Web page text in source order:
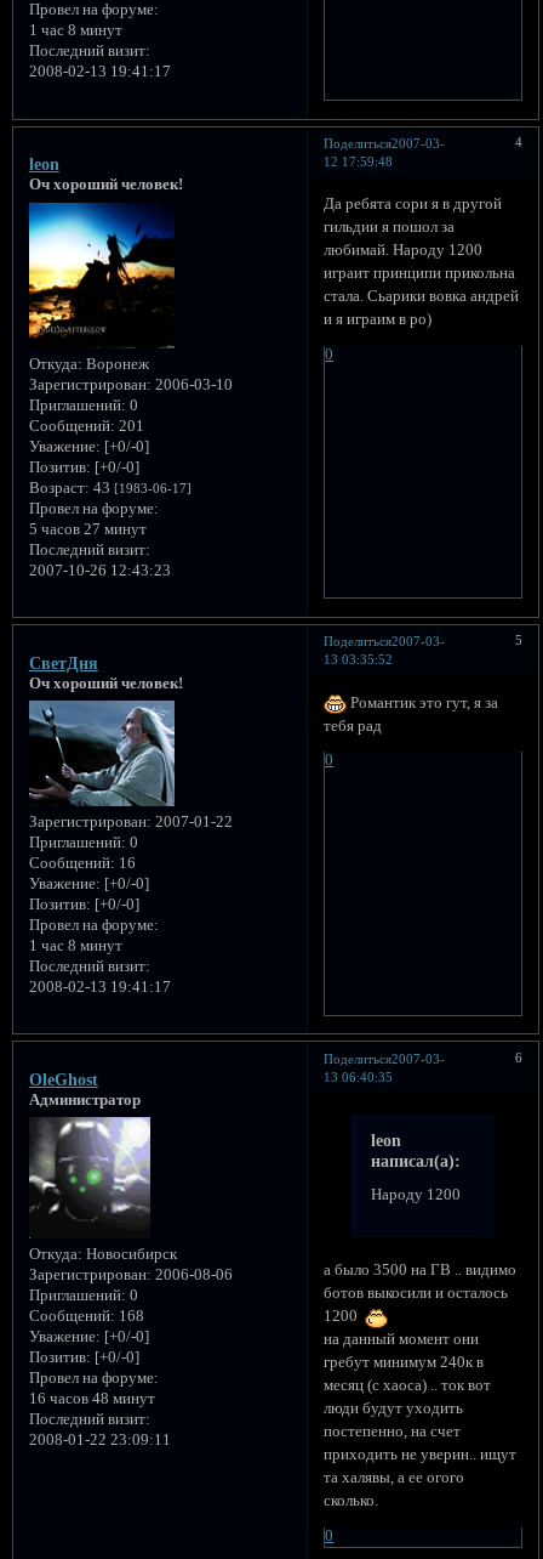
Провел на форуме:
1 час 8 минут
Последний визит:
2008-02-13 19:41:17
Поделиться 4
2007-03-
12 17:59:48
leon
Оч хороший человек!
Откуда: Воронеж
Зарегистрирован: 2006-03-10
Приглашений: 0
Сообщений: 201
Уважение: [+0/-0]
Позитив: [+0/-0]
Возраст: 43 [1983-06-17]
Провел на форуме:
5 часов 27 минут
Последний визит:
2007-10-26 12:43:23
Да ребята сори я в другой
гильдии я пошол за
любимай. Народу 1200
играит принципи прикольна
стала. Сьарики вовка андрей
и я играим в ро)
0
Поделиться 5
2007-03-
13 03:35:52
CветДня
Оч хороший человек!
Зарегистрирован: 2007-01-22
Приглашений: 0
Сообщений: 16
Уважение: [+0/-0]
Позитив: [+0/-0]
Провел на форуме:
1 час 8 минут
Последний визит:
2008-02-13 19:41:17
Романтик это гут, я за
тебя рад
0
Поделиться 6
2007-03-
13 06:40:35
OleGhost
Администратор
Откуда: Новосибирск
Зарегистрирован: 2006-08-06
Приглашений: 0
Сообщений: 168
Уважение: [+0/-0]
Позитив: [+0/-0]
Провел на форуме:
16 часов 48 минут
Последний визит:
2008-01-22 23:09:11
leon
написал(а):
Народу 1200
а было 3500 на ГВ .. видимо
ботов выкосили и осталось
1200
на данный момент они
гребут минимум 240к в
месяц (с хаоса) .. ток вот
люди будут уходить
постепенно, на счет
приходить не уверин.. ищут
та халявы, а ее огого
сколько.
0